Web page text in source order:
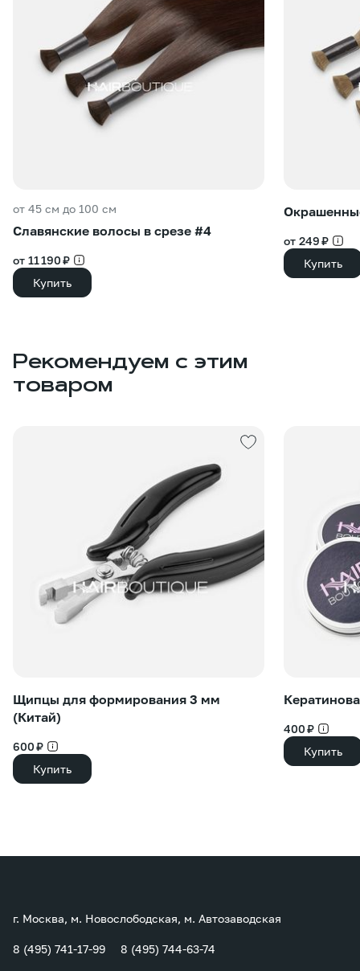
от 45 см до 100 см
Славянские волосы в срезе #4
от 11 190 ₽
Купить
от 249 ₽
Купить
Рекомендуем с этим
товаром
Щипцы для формирования 3 мм
(Китай)
600 ₽
Купить
400 ₽
Купить
г. Москва, м. Новослободская, м. Автозаводская
8 (495) 741-17-99 8 (495) 744-63-74